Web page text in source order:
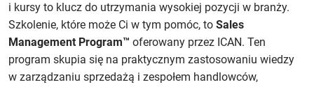
i kursy to klucz do utrzymania wysokiej pozycji w branży.
Szkolenie, które może Ci w tym pomóc, to Sales
Management Program™ oferowany przez ICAN. Ten
program skupia się na praktycznym zastosowaniu wiedzy
w zarządzaniu sprzedażą i zespołem handlowców,